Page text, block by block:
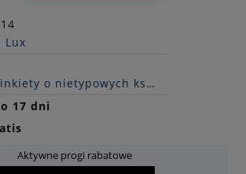
Lux
o nietypowych kształtach
17 dni
Aktywne progi rabatowe